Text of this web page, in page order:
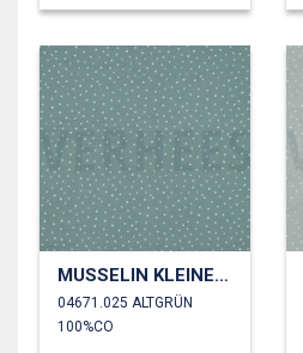
MUSSELIN KLEINE PUNKTE
04671.025 ALTGRÜN
100%CO